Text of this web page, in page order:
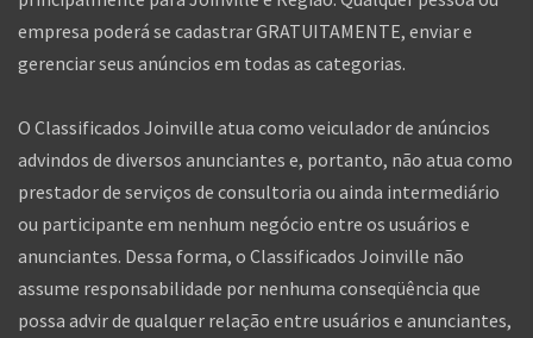
empresa poderá se cadastrar GRATUITAMENTE, enviar e
gerenciar seus anúncios em todas as categorias.
O Classificados Joinville atua como veiculador de anúncios
advindos de diversos anunciantes e, portanto, não atua como
prestador de serviços de consultoria ou ainda intermediário
ou participante em nenhum negócio entre os usuários e
anunciantes. Dessa forma, o Classificados Joinville não
assume responsabilidade por nenhuma conseqüência que
possa advir de qualquer relação entre usuários e anunciantes,